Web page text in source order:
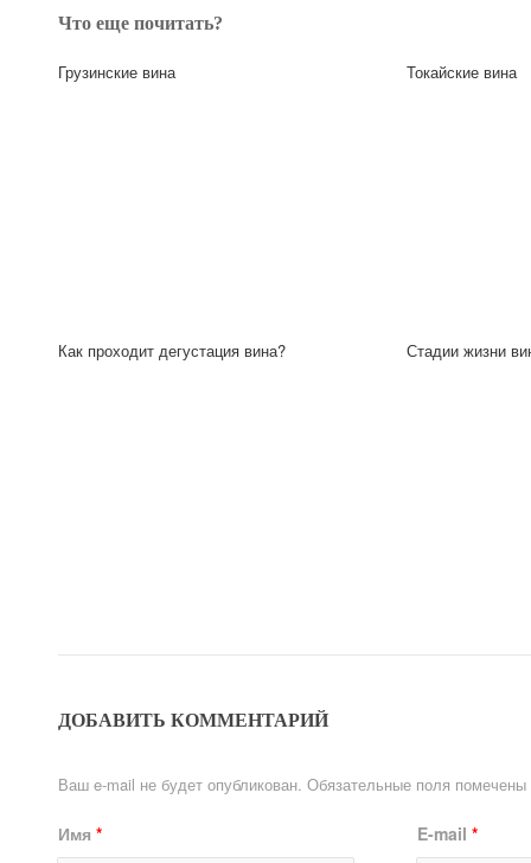
Что еще почитать?
Грузинские вина Токайские вина
Как проходит дегустация вина? Стадии жизни
ДОБАВИТЬ КОММЕНТАРИЙ
Ваш e-mail не будет опубликован. Обязательные поля помечены
Имя * E-mail *